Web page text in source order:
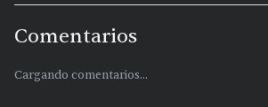
Comentarios
Cargando comentarios...